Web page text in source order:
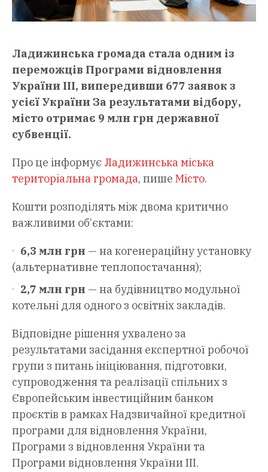
Ладижинська громада стала одним із
переможців Програми відновлення
України ІІІ, випередивши 677 заявок з
усієї України За результатами відбору,
місто отримає 9 млн грн державної
субвенції.
Про це інформує Ладижинська міська
територіальна громада, пише Місто.
Кошти розподілять між двома критично
важливими об’єктами:
6,3 млн грн — на когенераційну установку
(альтернативне теплопостачання);
2,7 млн грн — на будівництво модульної
котельні для одного з освітніх закладів.
Відповідне рішення ухвалено за
результатами засідання експертної робочої
групи з питань ініціювання, підготовки,
супроводження та реалізації спільних з
Європейським інвестиційним банком
проєктів в рамках Надзвичайної кредитної
програми для відновлення України,
Програми з відновлення України та
Програми відновлення України ІІІ.